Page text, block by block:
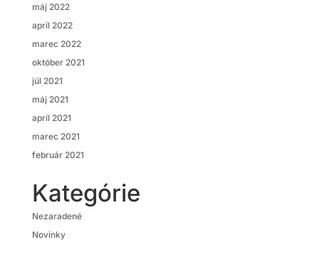
máj 2022
apríl 2022
marec 2022
október 2021
júl 2021
máj 2021
apríl 2021
marec 2021
február 2021
Kategórie
Nezaradené
Novinky